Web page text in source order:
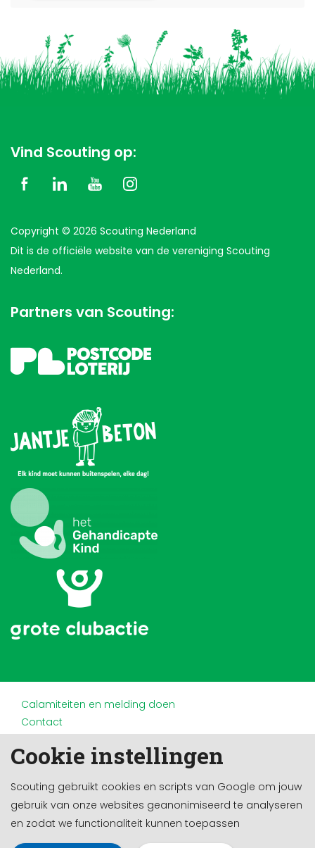
Cookie instellingen
Scouting gebruikt cookies en scripts van Google om jouw
gebruik van onze websites geanonimiseerd te analyseren
en zodat we functionaliteit kunnen toepassen
Vind Scouting op:
Copyright © 2026 Scouting Nederland
Dit is de officiële website van de vereniging Scouting
Nederland.
Partners van Scouting:
Calamiteiten en melding doen
Contact
Doneren en nalaten
Privacy
Werken bij
Cookie-instellingen
Ontwikkeld door a&m impact